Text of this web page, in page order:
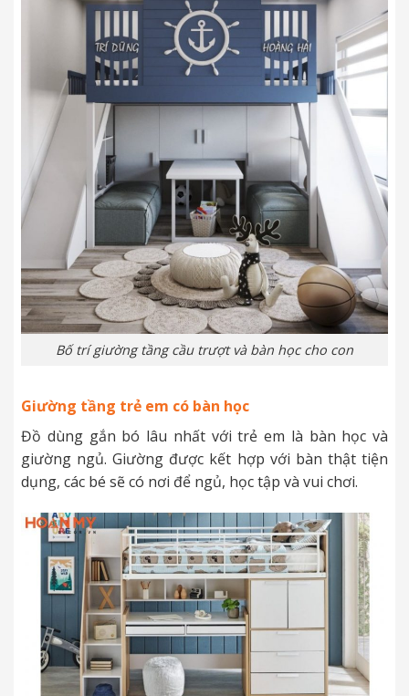
Bố trí giường tầng cầu trượt và bàn học cho con
Giường tầng trẻ em có bàn học
Đồ dùng gắn bó lâu nhất với trẻ em là bàn học và
giường ngủ. Giường được kết hợp với bàn thật tiện
dụng, các bé sẽ có nơi để ngủ, học tập và vui chơi.